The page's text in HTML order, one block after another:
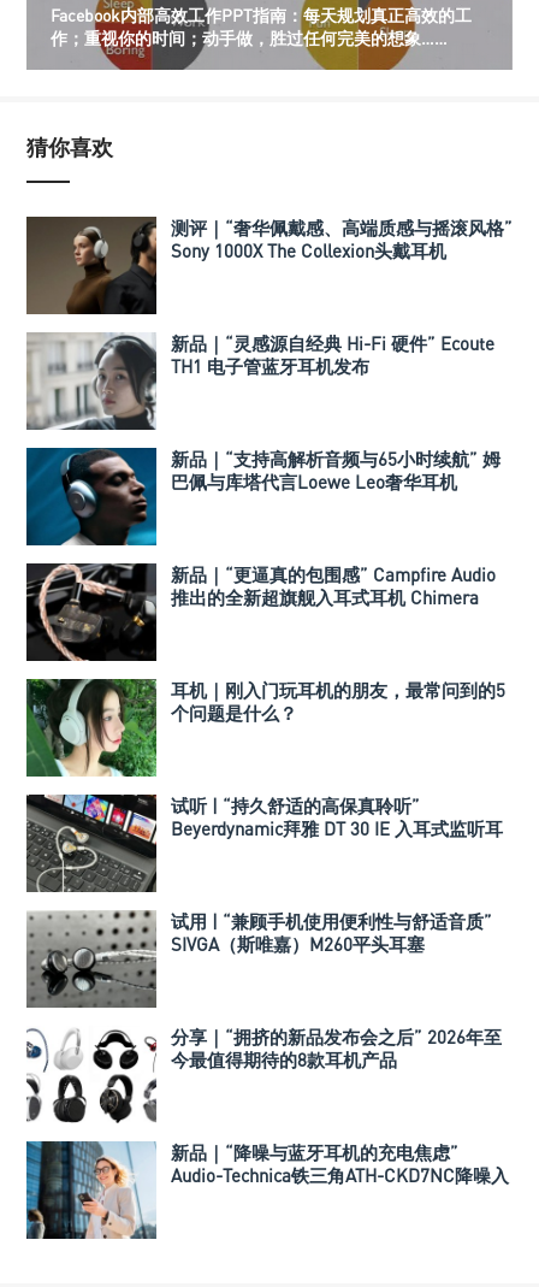
Facebook内部高效工作PPT指南：每天规划真正高效的工
作；重视你的时间；动手做，胜过任何完美的想象……
猜你喜欢
测评｜“奢华佩戴感、高端质感与摇滚风格”
Sony 1000X The Collexion头戴耳机
新品｜“灵感源自经典 Hi-Fi 硬件” Ecoute
TH1 电子管蓝牙耳机发布
新品｜“支持高解析音频与65小时续航” 姆
巴佩与库塔代言Loewe Leo奢华耳机
新品｜“更逼真的包围感” Campfire Audio
推出的全新超旗舰入耳式耳机 Chimera
耳机｜刚入门玩耳机的朋友，最常问到的5
个问题是什么？
试听 | “持久舒适的高保真聆听”
Beyerdynamic拜雅 DT 30 IE 入耳式监听耳
试用 | “兼顾手机使用便利性与舒适音质”
SIVGA（斯唯嘉）M260平头耳塞
分享｜“拥挤的新品发布会之后” 2026年至
今最值得期待的8款耳机产品
新品｜“降噪与蓝牙耳机的充电焦虑”
Audio-Technica铁三角ATH-CKD7NC降噪入